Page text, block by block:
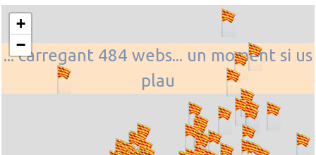
... carregant 484 webs... un moment si us
plau
+
−